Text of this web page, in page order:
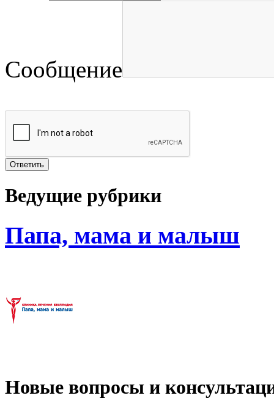
Сообщение
Ведущие рубрики
Папа, мама и малыш
Новые вопросы и